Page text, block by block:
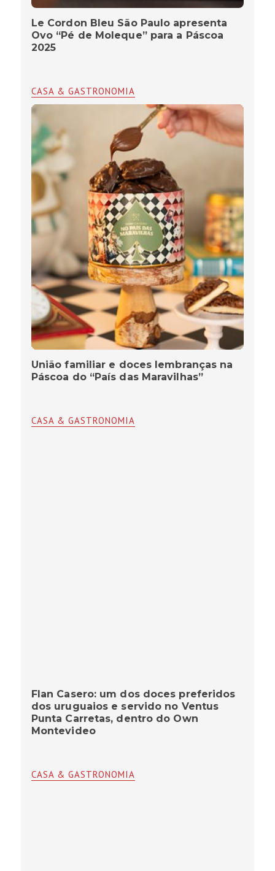
Le Cordon Bleu São Paulo apresenta
Ovo “Pé de Moleque” para a Páscoa
2025
CASA & GASTRONOMIA
União familiar e doces lembranças na
Páscoa do “País das Maravilhas”
CASA & GASTRONOMIA
Flan Casero: um dos doces preferidos
dos uruguaios e servido no Ventus
Punta Carretas, dentro do Own
Montevideo
CASA & GASTRONOMIA